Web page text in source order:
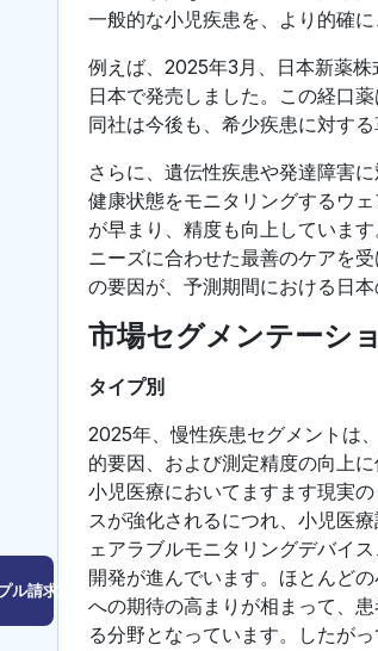
ル請求はこちら
一般的な小児疾患を、より的確
例えば、2025年3月、日本新薬
日本で発売しました。この経口
同社は今後も、希少疾患に対す
さらに、遺伝性疾患や発達障害
健康状態をモニタリングするウ
が早まり、精度も向上していま
ニーズに合わせた最善のケアを
の要因が、予測期間における日
市場セグメンテーシ
タイプ別
2025年、慢性疾患セグメントは
的要因、および測定精度の向上
小児医療においてますます現実
スが強化されるにつれ、小児医
ェアラブルモニタリングデバイ
開発が進んでいます。ほとんど
への期待の高まりが相まって、
る分野となっています。したが